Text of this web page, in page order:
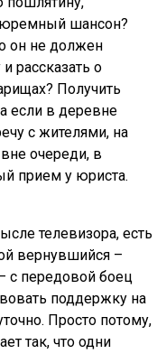
шансон?
он не должен
рассказать о
Получить
если в деревне
с жителями, на
очереди, в
прием у юриста.
телевизора, есть
вернувшийся –
с передовой боец
поддержку на
Просто потому,
так, что одни